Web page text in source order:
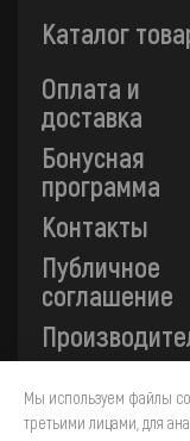
Каталог
Оплата и
доставка
Бонусная
программа
Контакты
Публичное
соглашение
Все платежи
Secure. Прием
Мы используем файлы
третьими лицами, для